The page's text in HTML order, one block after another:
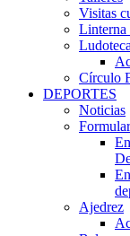
Visitas
Linterna
Ludoteca
Círculo
DEPORTES
Noticias
Ajedrez